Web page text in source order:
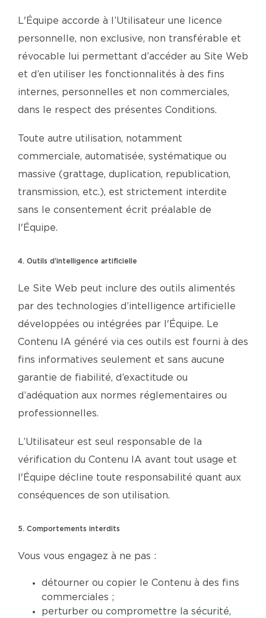
L'Équipe accorde à l’Utilisateur une licence
personnelle, non exclusive, non transférable et
révocable lui permettant d’accéder au Site Web
et d’en utiliser les fonctionnalités à des fins
internes, personnelles et non commerciales,
dans le respect des présentes Conditions.
Toute autre utilisation, notamment
commerciale, automatisée, systématique ou
massive (grattage, duplication, republication,
transmission, etc.), est strictement interdite
sans le consentement écrit préalable de
l'Équipe.
4. Outils d’intelligence artificielle
Le Site Web peut inclure des outils alimentés
par des technologies d’intelligence artificielle
développées ou intégrées par l'Équipe. Le
Contenu IA généré via ces outils est fourni à des
fins informatives seulement et sans aucune
garantie de fiabilité, d’exactitude ou
d’adéquation aux normes réglementaires ou
professionnelles.
L’Utilisateur est seul responsable de la
vérification du Contenu IA avant tout usage et
l'Équipe décline toute responsabilité quant aux
conséquences de son utilisation.
5. Comportements interdits
Vous vous engagez à ne pas :
détourner ou copier le Contenu à des fins
commerciales ;
perturber ou compromettre la sécurité,